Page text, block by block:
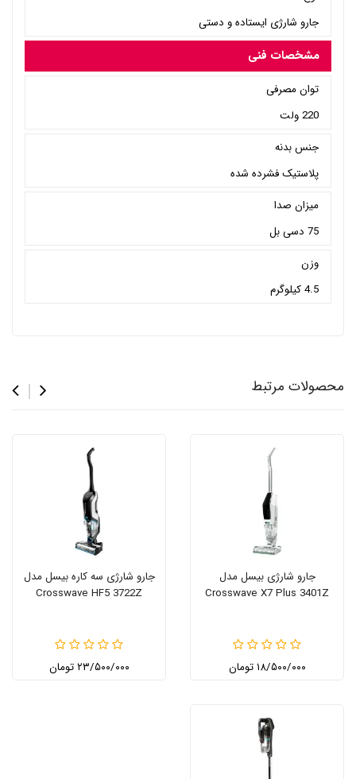
جارو شارژی ایستاده و دستی
مشخصات فنی
توان مصرفی
220 ولت
جنس بدنه
پلاستیک فشرده شده
میزان صدا
75 دسی بل
وزن
4.5 کیلوگرم
محصولات مرتبط
جارو شارژی بیسل مدل
Crosswave X7 Plus 3401Z
۱۸/۵۰۰/۰۰۰ تومان
جارو شارژی سه کاره بیسل مدل
Crosswave HF5 3722Z
۲۳/۵۰۰/۰۰۰ تومان